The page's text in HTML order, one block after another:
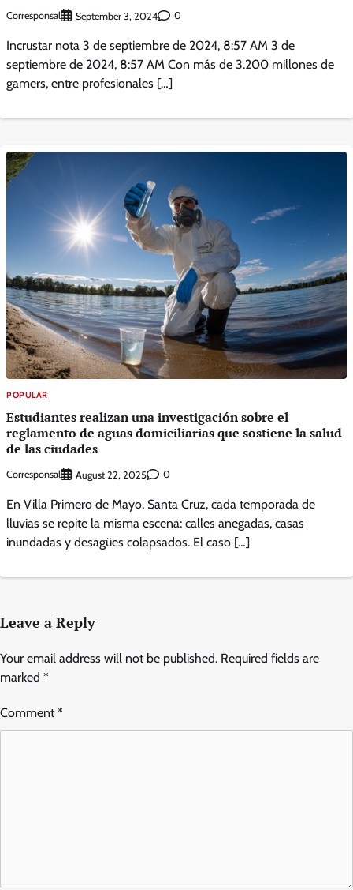
Corresponsal September 3, 2024 0
Incrustar nota 3 de septiembre de 2024, 8:57 AM 3 de
septiembre de 2024, 8:57 AM Con más de 3.200 millones de
gamers, entre profesionales […]
POPULAR
Estudiantes realizan una investigación sobre el
reglamento de aguas domiciliarias que sostiene la salud
de las ciudades
Corresponsal August 22, 2025 0
En Villa Primero de Mayo, Santa Cruz, cada temporada de
lluvias se repite la misma escena: calles anegadas, casas
inundadas y desagües colapsados. El caso […]
Leave a Reply
Your email address will not be published. Required fields are
marked *
Comment*